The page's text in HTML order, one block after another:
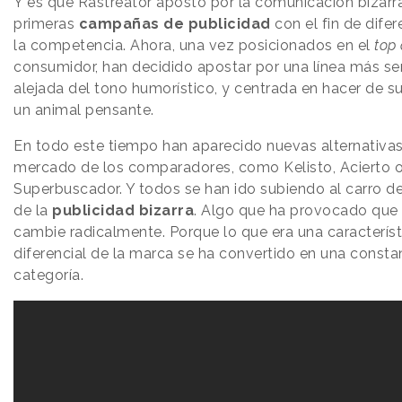
primeras campañas de publicidad con el fin de
la competencia. Ahora, una vez posicionados en el top
consumidor, han decidido apostar por una línea más
alejada del tono humorístico, y centrada en hacer de
un animal pensante.
En todo este tiempo han aparecido nuevas
mercado de los comparadores, como Kelisto, Acierto
Superbuscador. Y todos se han ido subiendo al carro
de la publicidad bizarra. Algo que ha provocado
cambie radicalmente. Porque lo que era una
diferencial de la marca se ha convertido en una
categoría.